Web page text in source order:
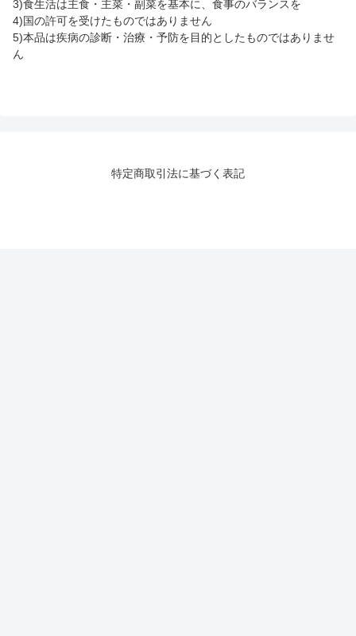
3)食生活は主食・主菜・副菜を基本に、食事のバランスを
4)国の許可を受けたものではありません
5)本品は疾病の診断・治療・予防を目的としたものではありませ
ん
特定商取引法に基づく表記